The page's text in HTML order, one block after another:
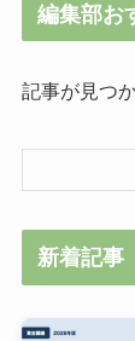
編集部お
記事が見つ
新着記事